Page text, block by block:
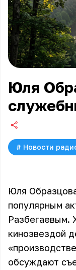
Юля
# Новости
Юля
популярным
Разбегаевым.
кинозвездой
обсуждают